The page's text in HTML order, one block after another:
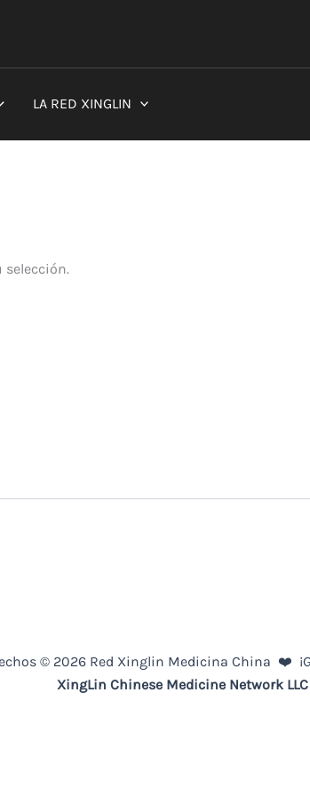
LA RED XINGLIN
selección.
© 2026 Red Xinglin Medicina China ❤️
XingLin Chinese Medicine Network LLC